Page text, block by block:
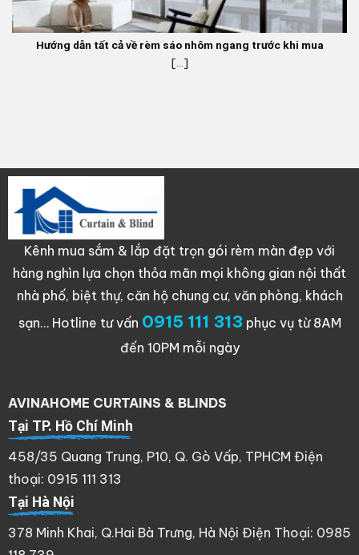
Hướng dẫn tất cả về rèm sáo nhôm ngang trước khi mua
[...]
Kênh mua sắm & lắp đặt trọn gói rèm màn đẹp với
hàng nghìn lựa chọn thỏa mãn mọi không gian nội thất
nhà phố, biệt thự, căn hộ chung cư, văn phòng, khách
sạn… Hotline tư vấn 0915 111 313phục vụ từ 8AM
đến 10PM mỗi ngày
AVINAHOME CURTAINS & BLINDS
Tại TP. Hồ Chí Minh
458/35 Quang Trung, P10, Q. Gò Vấp, TPHCM Điện
thoại: 0915 111 313
Tại Hà Nội
378 Minh Khai, Q.Hai Bà Trưng, Hà Nội Điện Thoại: 0985